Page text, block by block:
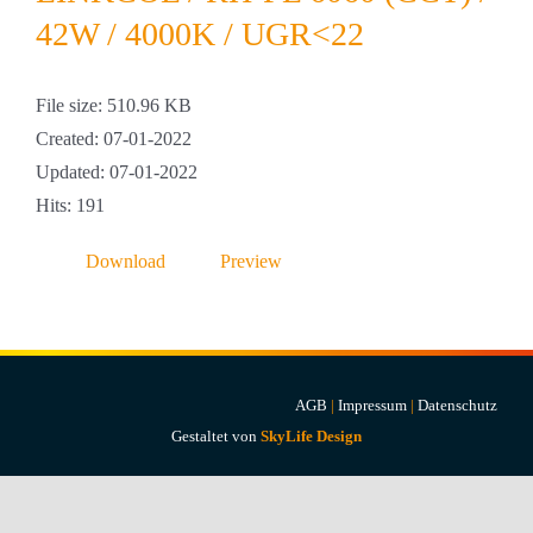
Projekte & Lösungen
Account
Warenkorb
42W / 4000K / UGR<22
File size: 510.96 KB
Created: 07-01-2022
Updated: 07-01-2022
Hits: 191
Download Preview
AGB | Impressum | Datenschutz
Gestaltet von SkyLife Design